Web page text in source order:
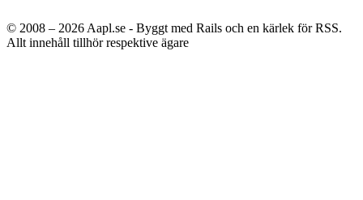
© 2008 – 2026 Aapl.se - Byggt med Rails och en kärlek för RSS.
Allt innehåll tillhör respektive ägare